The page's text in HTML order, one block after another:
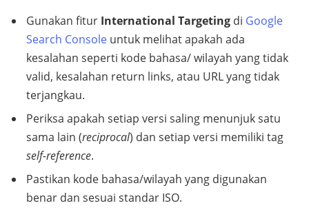
Gunakan fitur International Targeting di Google
Search Console untuk melihat apakah ada
kesalahan seperti kode bahasa/ wilayah yang tidak
valid, kesalahan return links, atau URL yang tidak
terjangkau.
Periksa apakah setiap versi saling menunjuk satu
sama lain (reciprocal) dan setiap versi memiliki tag
self-reference.
Pastikan kode bahasa/wilayah yang digunakan
benar dan sesuai standar ISO.